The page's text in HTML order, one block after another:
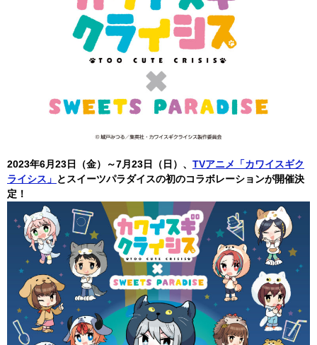
2023年6月23日（金）～7月23日（日）、 TVアニメ「カワイスギク
ライシス」 とスイーツパラダイスの初のコラボレーションが開催決
定！